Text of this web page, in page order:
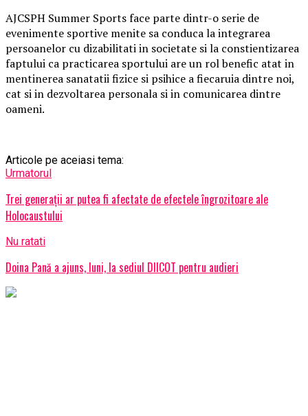
AJCSPH Summer Sports face parte dintr-o serie de
evenimente sportive menite sa conduca la integrarea
persoanelor cu dizabilitati in societate si la constientizarea
faptului ca practicarea sportului are un rol benefic atat in
mentinerea sanatatii fizice si psihice a fiecaruia dintre noi,
cat si in dezvoltarea personala si in comunicarea dintre
oameni.
Articole pe aceiasi tema:
Urmatorul
Trei generaţii ar putea fi afectate de efectele îngrozitoare ale
Holocaustului
Nu ratati
Doina Pană a ajuns, luni, la sediul DIICOT pentru audieri